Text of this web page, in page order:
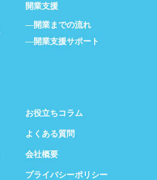
開業支援
開業までの流れ
開業支援サポート
お役立ちコラム
よくある質問
会社概要
プライバシーポリシー